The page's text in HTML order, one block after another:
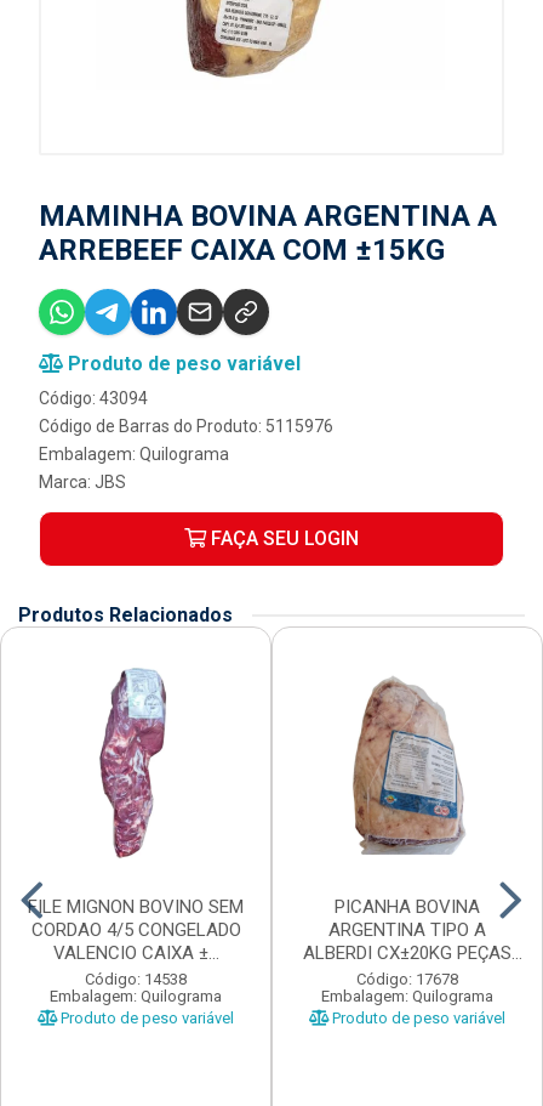
MAMINHA BOVINA ARGENTINA A
ARREBEEF CAIXA COM ±15KG
Produto de peso variável
Código: 43094
Código de Barras do Produto: 5115976
Embalagem: Quilograma
Marca: JBS
FAÇA SEU LOGIN
Produtos Relacionados
FILE MIGNON BOVINO SEM
CORDAO 4/5 CONGELADO
VALENCIO CAIXA ±...
Código: 14538
Embalagem: Quilograma
Produto de peso variável
PICANHA BOVINA
ARGENTINA TIPO A
ALBERDI CX±20KG PEÇAS
±1,3 A...
Código: 17678
Embalagem: Quilograma
Produto de peso variável